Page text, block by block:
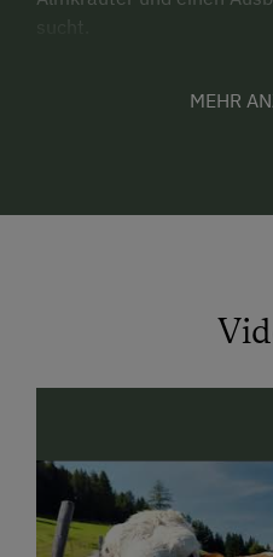
sucht.
Seehöhe mit einem
zu 9 Personen.
MEHR